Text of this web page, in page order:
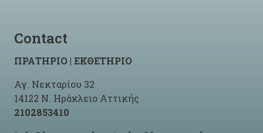
Contact
ΠΡΑΤΗΡΙΟ | ΕΚΘΕΤΗΡΙΟ
Αγ. Νεκταρίου 32
14122 Ν. Ηράκλειο Αττικής
2102853410